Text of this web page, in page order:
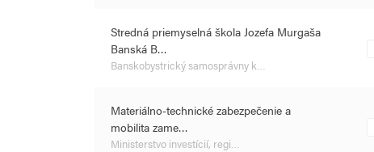
Stredná priemyselná škola Jozefa Murgaša
Banská B…
Banskobystrický samosprávny k…
Materiálno-technické zabezpečenie a
mobilita zame…
Ministerstvo investícií, regi…